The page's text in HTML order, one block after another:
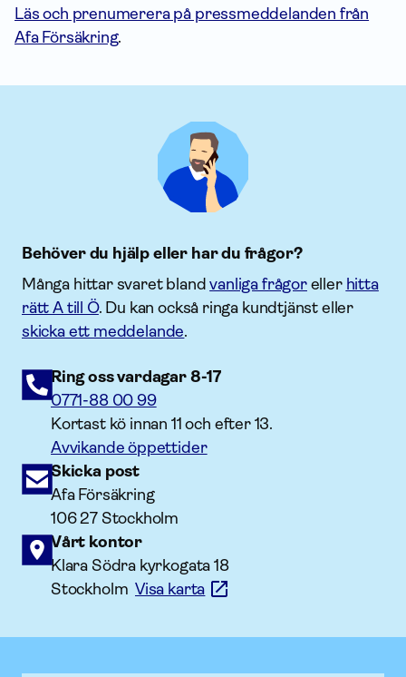
Läs och prenumerera på pressmeddelanden från
Afa Försäkring.
Behöver du hjälp eller har du frågor?
Många hittar svaret blandvanliga frågoreller hitta
rätt A till Ö. Du kan också ringa kundtjänst eller
skicka ett meddelande.
Ring oss vardagar 8-17
0771-88 00 99
Kortast kö innan 11 och efter 13.
Avvikande öppettider
Skicka post
Afa Försäkring
106 27 Stockholm
Vårt kontor
Klara Södra kyrkogata 18
StockholmVisa karta